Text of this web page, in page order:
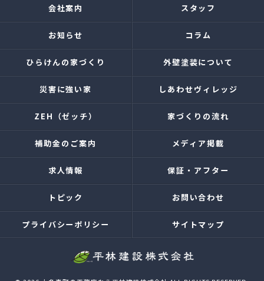
会社案内 スタッフ
お知らせ コラム
ひらけんの家づくり 外壁塗装について
災害に強い家 しあわせヴィレッジ
ZEH（ゼッチ） 家づくりの流れ
補助金のご案内 メディア掲載
求人情報 保証・アフター
トピック お問い合わせ
プライバシーポリシー サイトマップ